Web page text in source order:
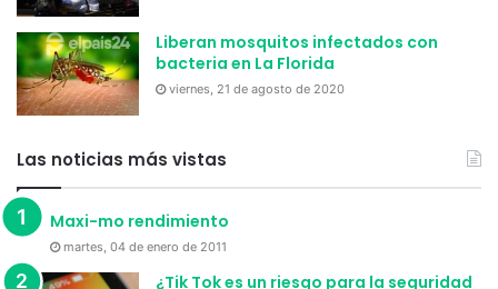
Liberan mosquitos infectados con
bacteria en La Florida
viernes, 21 de agosto de 2020
Las noticias más vistas
Maxi-mo rendimiento
martes, 04 de enero de 2011
¿Tik Tok es un riesgo para la seguridad